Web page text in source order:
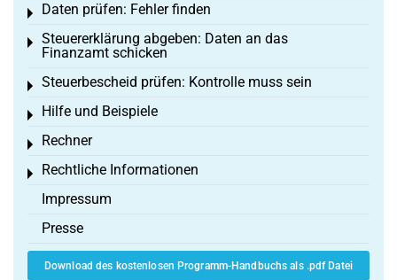
Daten prüfen: Fehler finden
Toggle menu
Steuererklärung abgeben: Daten an das
Finanzamt schicken
Toggle menu
Steuerbescheid prüfen: Kontrolle muss sein
Toggle menu
Hilfe und Beispiele
Toggle menu
Rechner
Toggle menu
Rechtliche Informationen
Toggle menu
Impressum
Presse
Download des kostenlosen Programm-Handbuchs als .pdf Datei